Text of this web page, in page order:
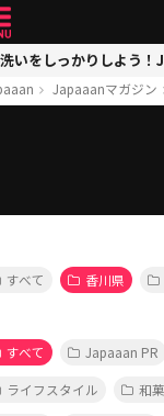
いをしっかりしよう
Japaaanマガジン
すべて 香川県
すべて Japaaan PR
ライフスタイル
和